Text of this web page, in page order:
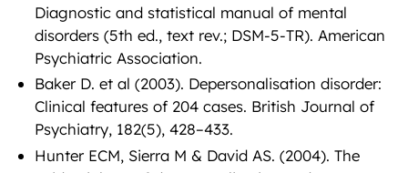
Diagnostic and statistical manual of mental
disorders (5th ed., text rev.; DSM-5-TR). American
Psychiatric Association.
Baker D. et al (2003). Depersonalisation disorder:
Clinical features of 204 cases. British Journal of
Psychiatry, 182(5), 428–433.
Hunter ECM, Sierra M & David AS. (2004). The